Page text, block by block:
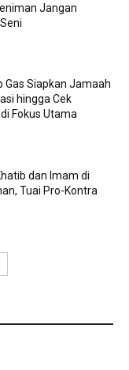
Jangan
Gas Siapkan Jamaah
hingga Cek
Fokus Utama
dan Imam di
Tuai Pro-Kontra